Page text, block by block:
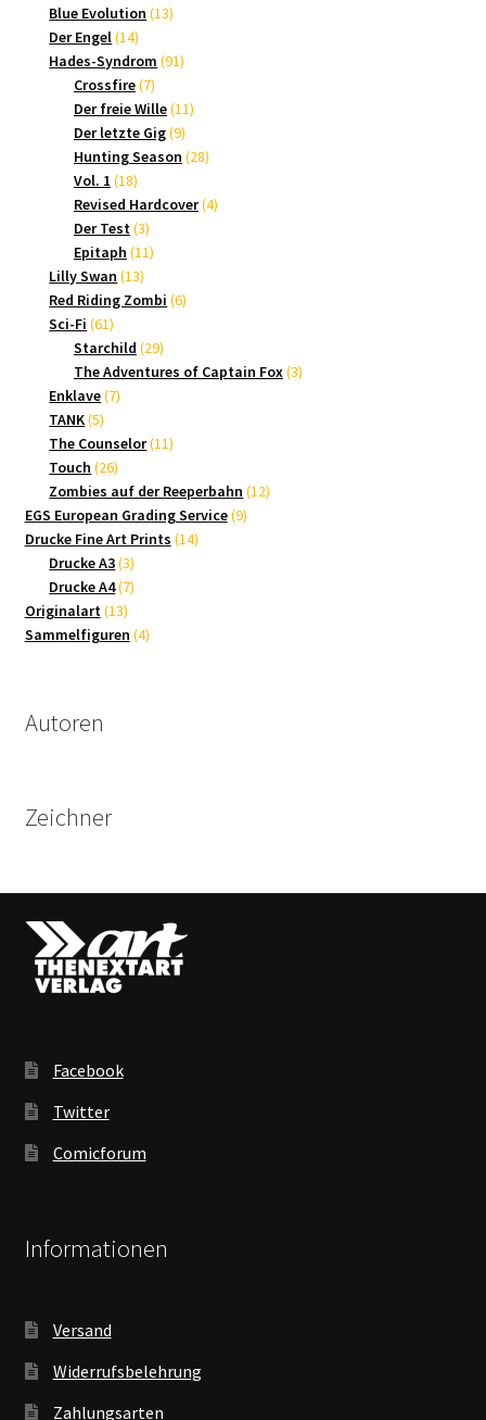
Produkte
Blue Evolution 1313
Der Engel 1414
Produkte
Hades-Syndrom 9191
Crossfire 77
Produkte
Der freie Wille 1111
Der letzte Gig 99
Produkte
Hunting Season 2828
Vol. 1 1818
Produkte
Revised Hardcover 44
Der Test 33
Produkte
Epitaph 1111
Lilly Swan 1313
Produkte
Red Riding Zombi 66
Sci-Fi 6161
Produkte
Starchild 2929
Produkte
The Adventures of Captain Fox 33
Enklave 77
TANK 55
Produkte
The Counselor 1111
Touch 2626
Produkte
Zombies auf der Reeperbahn 1212
EGS European Grading Service 99
Drucke Fine Art Prints 1414
Drucke A3 33
Produkte
Drucke A4 77
Originalart 1313
Produkte
Sammelfiguren 44
Autoren
Zeichner
Facebook
Twitter
Comicforum
Informationen
Versand
Widerrufsbelehrung
Zahlungsarten